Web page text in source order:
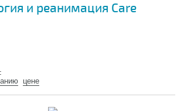
и реанимация Care
цене